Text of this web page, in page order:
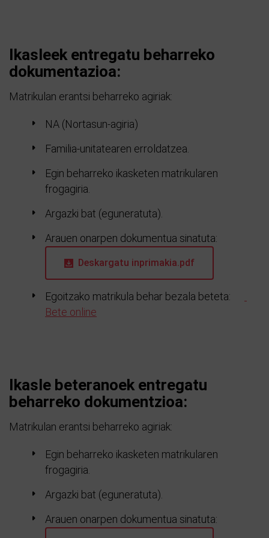
Ikasleek entregatu beharreko
dokumentazioa:
Matrikulan erantsi beharreko agiriak:
NA (Nortasun-agiria)
Familia-unitatearen erroldatzea.
Egin beharreko ikasketen matrikularen
frogagiria.
Argazki bat (eguneratuta).
Arauen onarpen dokumentua sinatuta:
Deskargatu inprimakia.pdf
Egoitzako matrikula behar bezala beteta:
Bete online
Ikasle beteranoek entregatu
beharreko dokumentzioa:
Matrikulan erantsi beharreko agiriak:
Egin beharreko ikasketen matrikularen
frogagiria.
Argazki bat (eguneratuta).
Arauen onarpen dokumentua sinatuta: